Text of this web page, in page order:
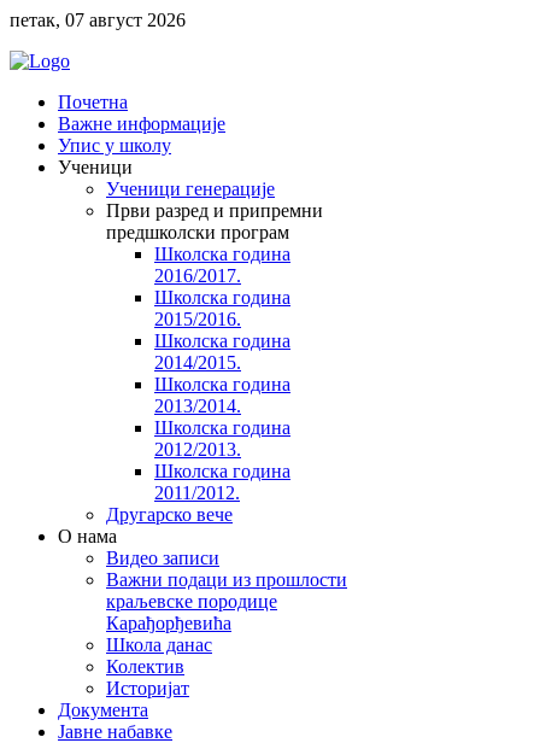
петак, 07 август 2026
Почетна
Важне информације
Упис у школу
Ученици
Ученици генерације
Први разред и припремни
предшколски програм
Школска година
2016/2017.
Школска година
2015/2016.
Школска година
2014/2015.
Школска година
2013/2014.
Школска година
2012/2013.
Школска година
2011/2012.
Другарско вече
O нама
Видео записи
Важни подаци из прошлости
краљевске породице
Карађорђевића
Школа данас
Колектив
Историјат
Документа
Јавне набавке